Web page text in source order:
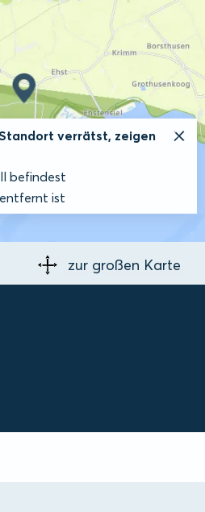
verrätst, zeigen
befindest
ist
zur großen Karte